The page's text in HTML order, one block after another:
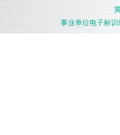
事业单位电子标识